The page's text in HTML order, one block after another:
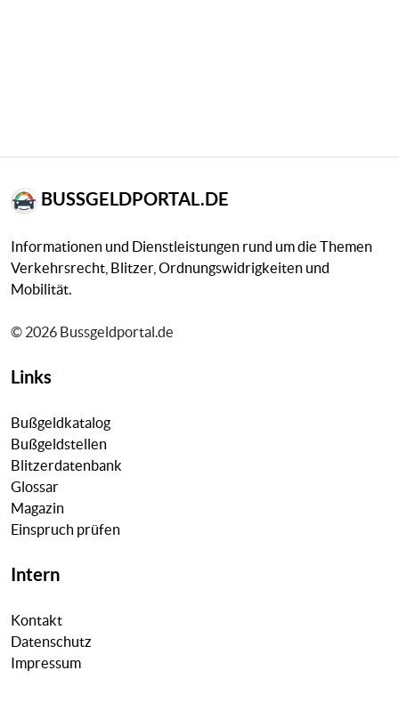
BUSSGELDPORTAL.DE
Informationen und Dienstleistungen rund um die Themen
Verkehrsrecht, Blitzer, Ordnungswidrigkeiten und
Mobilität.
© 2026 Bussgeldportal.de
Links
Bußgeldkatalog
Bußgeldstellen
Blitzerdatenbank
Glossar
Magazin
Einspruch prüfen
Intern
Kontakt
Datenschutz
Impressum